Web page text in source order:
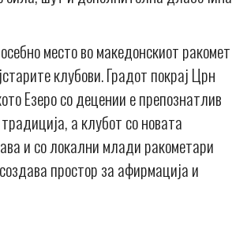
место во македонскиот ракомет
клубови. Градот покрај Црн
Езеро со децении е препознатлив
а клубот со новата
и со локални млади ракометари
простор за афирмација и